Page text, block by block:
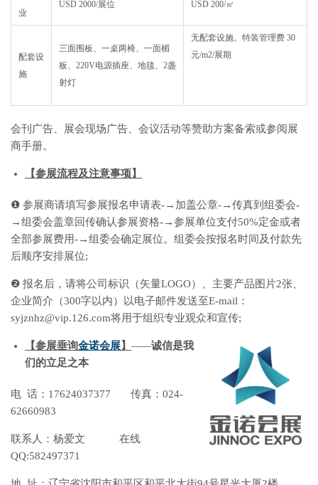
业
USD 2000/展位 USD 200/㎡
配套设
施
三面围板、一桌两椅、一面楣
板、220V电源插座、地毯、2盏
射灯
无配套设施。特装管理费 30
元/m2/展期
会刊广告、展会现场广告、会议活动等赞助方案备索或参阅展
商手册。
【参展流程及注意事项】
❶ 参展商请填写参展报名申请表-→加盖公章-→传真到组委会-
→组委会盖章回传确认参展资格-→参展单位支付50%定金或者
全部参展费用-→组委会确定展位。组委会按报名时间及付款先
后顺序安排展位;
❷ 报名后，请将公司标识（矢量LOGO）、主要产品图片2张、
企业简介（300字以内）以电子邮件发送至E-mail：
syjznhz@vip.126.com将用于组织专业观众和宣传;
【参展垂询金诺会展】 ——诚信是我
们的立足之本
电 话：17624037377 传真：024-
62660983
联系人：杨爱文 在线
QQ:582497371